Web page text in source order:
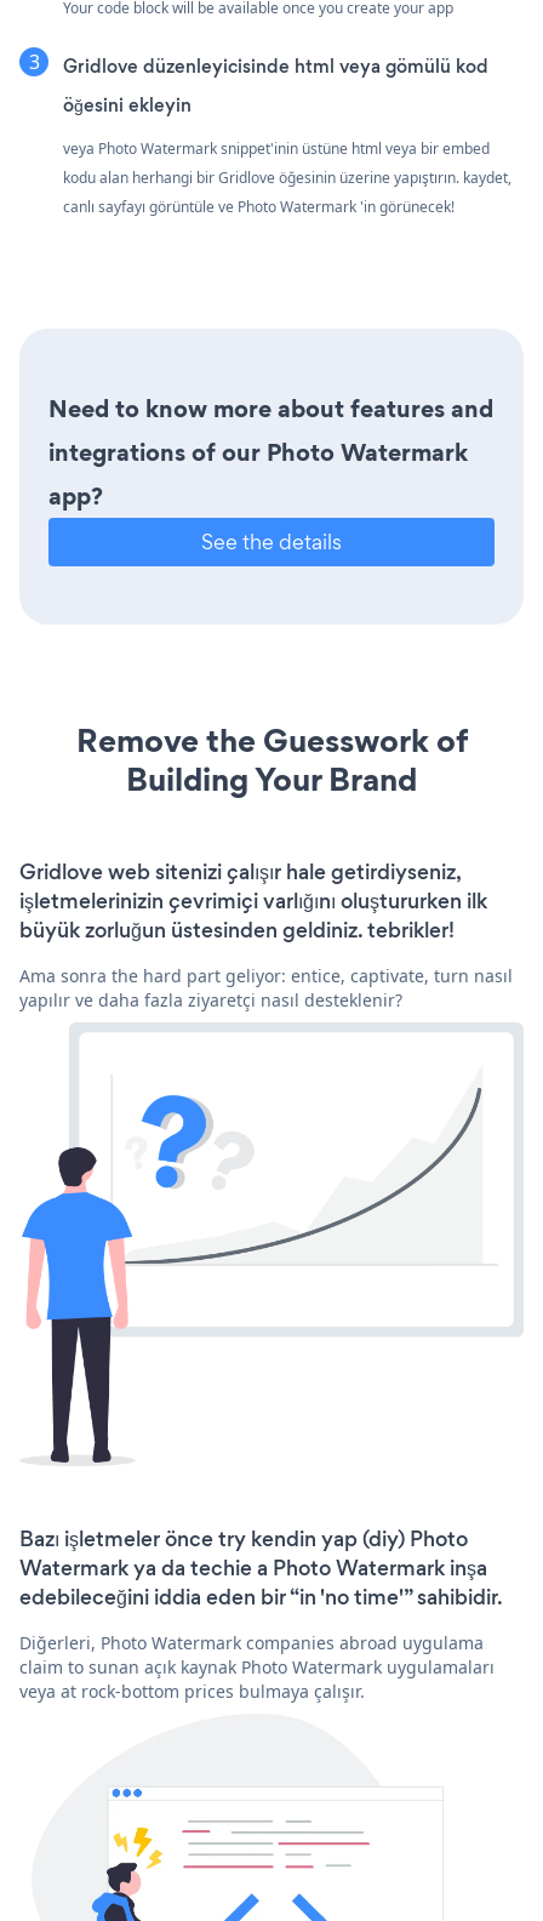
Your code block will be available once you create your app
Gridlove düzenleyicisinde html veya gömülü kod
öğesini ekleyin
veya Photo Watermark snippet'inin üstüne html veya bir embed
kodu alan herhangi bir Gridlove öğesinin üzerine yapıştırın. kaydet,
canlı sayfayı görüntüle ve Photo Watermark 'in görünecek!
Need to know more about features and
integrations of our Photo Watermark
app?
See the details
Remove the Guesswork of
Building Your Brand
Gridlove web sitenizi çalışır hale getirdiyseniz,
işletmelerinizin çevrimiçi varlığını oluştururken ilk
büyük zorluğun üstesinden geldiniz. tebrikler!
Ama sonra the hard part geliyor: entice, captivate, turn nasıl
yapılır ve daha fazla ziyaretçi nasıl desteklenir?
Bazı işletmeler önce try kendin yap (diy) Photo
Watermark ya da techie a Photo Watermark inşa
edebileceğini iddia eden bir “in 'no time'” sahibidir.
Diğerleri, Photo Watermark companies abroad uygulama
claim to sunan açık kaynak Photo Watermark uygulamaları
veya at rock-bottom prices bulmaya çalışır.